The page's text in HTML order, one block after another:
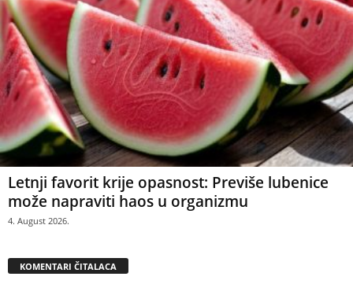
Letnji favorit krije opasnost: Previše lubenice
može napraviti haos u organizmu
4. August 2026.
KOMENTARI ČITALACA